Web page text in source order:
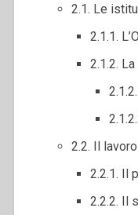
2.1. Le
2.1.1.
2.1.2.
2.2. Il
2.2.1. Il
2.2.2. Il